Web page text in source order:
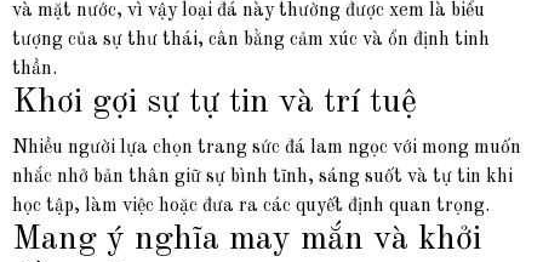
và mặt nước, vì vậy loại đá này thường được xem là biểu
tượng của sự thư thái, cân bằng cảm xúc và ổn định tinh
thần.
Khơi gợi sự tự tin và trí tuệ
Nhiều người lựa chọn trang sức đá lam ngọc với mong muốn
nhắc nhở bản thân giữ sự bình tĩnh, sáng suốt và tự tin khi
học tập, làm việc hoặc đưa ra các quyết định quan trọng.
Mang ý nghĩa may mắn và khởi